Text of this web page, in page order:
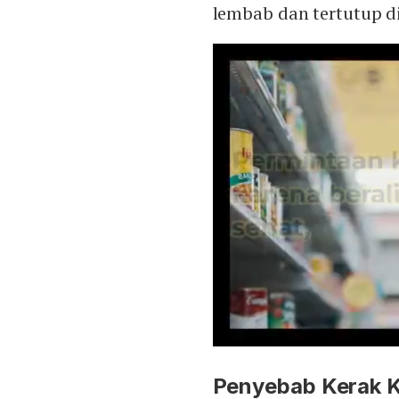
lembab dan tertutup
Penyebab Kerak